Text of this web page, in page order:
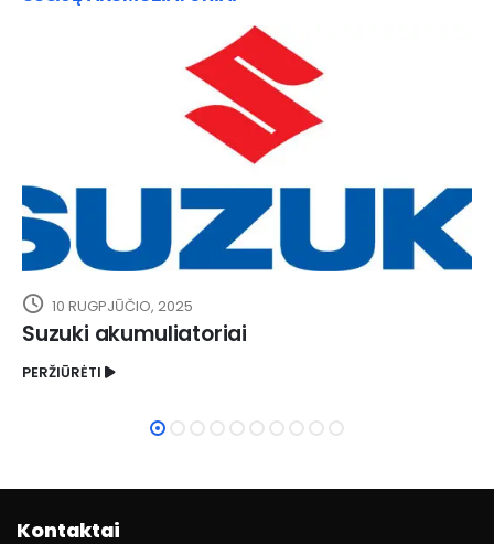
10 RUGPJŪČIO, 2025
Suzuki akumuliatoriai
PERŽIŪRĖTI
Kontaktai